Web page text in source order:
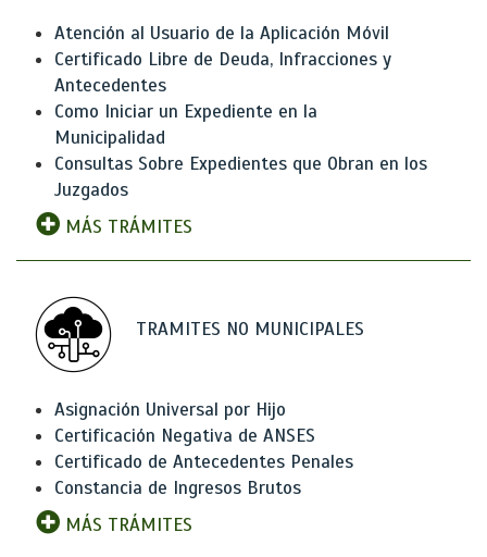
Atención al Usuario de la Aplicación Móvil
Certificado Libre de Deuda, Infracciones y
Antecedentes
Como Iniciar un Expediente en la
Municipalidad
Consultas Sobre Expedientes que Obran en los
Juzgados
MÁS TRÁMITES
TRAMITES NO MUNICIPALES
Asignación Universal por Hijo
Certificación Negativa de ANSES
Certificado de Antecedentes Penales
Constancia de Ingresos Brutos
MÁS TRÁMITES